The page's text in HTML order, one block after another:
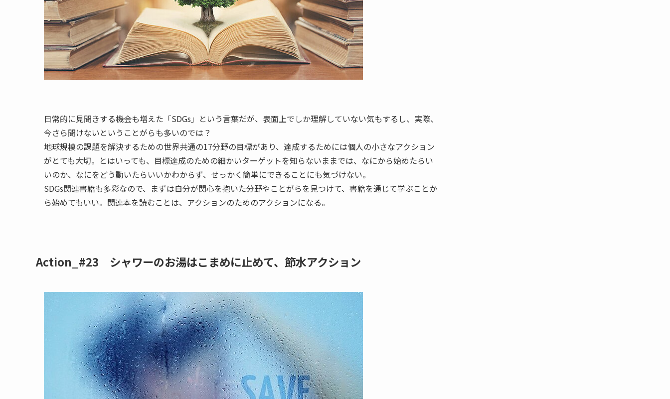
日常的に見聞きする機会も増えた「SDGs」という言葉だが、表面上でしか理解していない気もするし、実際、
今さら聞けないということがらも多いのでは？
地球規模の課題を解決するための世界共通の17分野の目標があり、達成するためには個人の小さなアクション
がとても大切。とはいっても、目標達成のための細かいターゲットを知らないままでは、なにから始めたらい
いのか、なにをどう動いたらいいかわからず、せっかく簡単にできることにも気づけない。
SDGs関連書籍も多彩なので、まずは自分が関心を抱いた分野やことがらを見つけて、書籍を通じて学ぶことか
ら始めてもいい。関連本を読むことは、アクションのためのアクションになる。
Action_#23 シャワーのお湯はこまめに止めて、節水アクション